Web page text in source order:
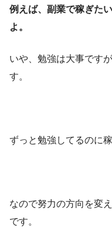
例えば、副業で稼ぎた
よ。
いや、勉強は大事です
す。
ずっと勉強してるのに
なので努力の方向を変
です。